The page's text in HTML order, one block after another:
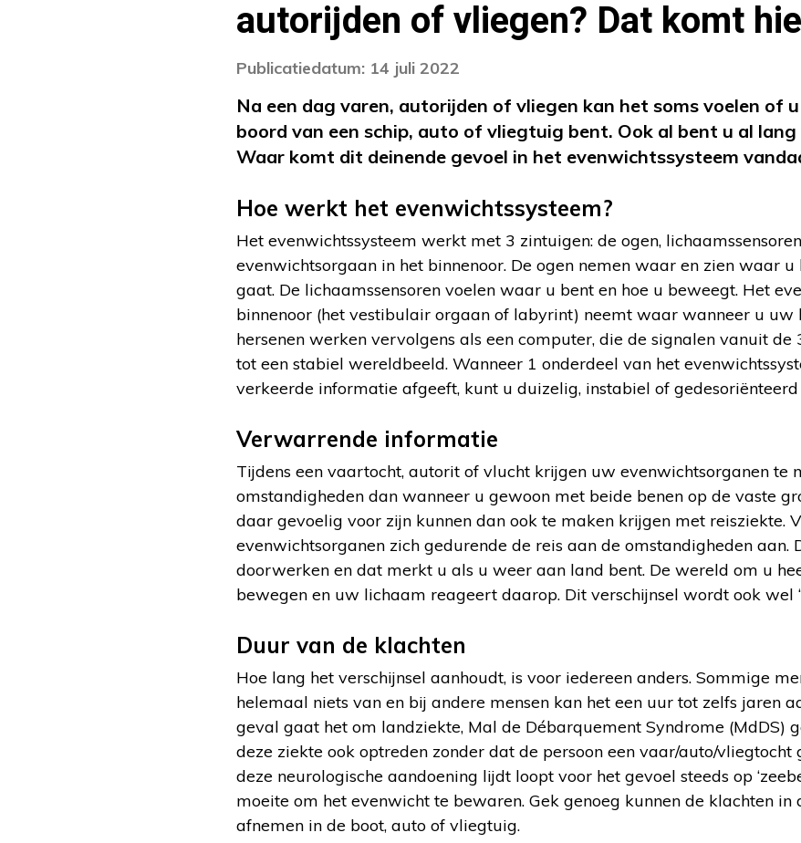
autorijden of vliegen? Dat komt
Publicatiedatum: 14 juli 2022
Na een dag varen, autorijden of vliegen kan het soms voelen of
boord van een schip, auto of vliegtuig bent. Ook al bent u al
Waar komt dit deinende gevoel in het evenwichtssysteem
Hoe werkt het evenwichtssysteem?
Het evenwichtssysteem werkt met 3 zintuigen: de ogen,
evenwichtsorgaan in het binnenoor. De ogen nemen waar en zien waar
gaat. De lichaamssensoren voelen waar u bent en hoe u beweegt. Het
binnenoor (het vestibulair orgaan of labyrint) neemt waar wanneer u uw
hersenen werken vervolgens als een computer, die de signalen vanuit
tot een stabiel wereldbeeld. Wanneer 1 onderdeel van het
verkeerde informatie afgeeft, kunt u duizelig, instabiel of gedesoriënteerd
Verwarrende informatie
Tijdens een vaartocht, autorit of vlucht krijgen uw evenwichtsorganen te
omstandigheden dan wanneer u gewoon met beide benen op de vaste
daar gevoelig voor zijn kunnen dan ook te maken krijgen met reisziekte.
evenwichtsorganen zich gedurende de reis aan de omstandigheden aan.
doorwerken en dat merkt u als u weer aan land bent. De wereld om u
bewegen en uw lichaam reageert daarop. Dit verschijnsel wordt ook wel
Duur van de klachten
Hoe lang het verschijnsel aanhoudt, is voor iedereen anders. Sommige
helemaal niets van en bij andere mensen kan het een uur tot zelfs jaren
geval gaat het om landziekte, Mal de Débarquement Syndrome (MdDS)
deze ziekte ook optreden zonder dat de persoon een vaar/auto/
deze neurologische aandoening lijdt loopt voor het gevoel steeds op
moeite om het evenwicht te bewaren. Gek genoeg kunnen de klachten in
afnemen in de boot, auto of vliegtuig.